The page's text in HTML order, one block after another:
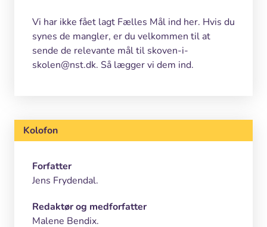
Vi har ikke fået lagt Fælles Mål ind her. Hvis du
synes de mangler, er du velkommen til at
sende de relevante mål til skoven-i-
skolen@nst.dk. Så lægger vi dem ind.
Kolofon
Forfatter
Jens Frydendal.
Redaktør og medforfatter
Malene Bendix.